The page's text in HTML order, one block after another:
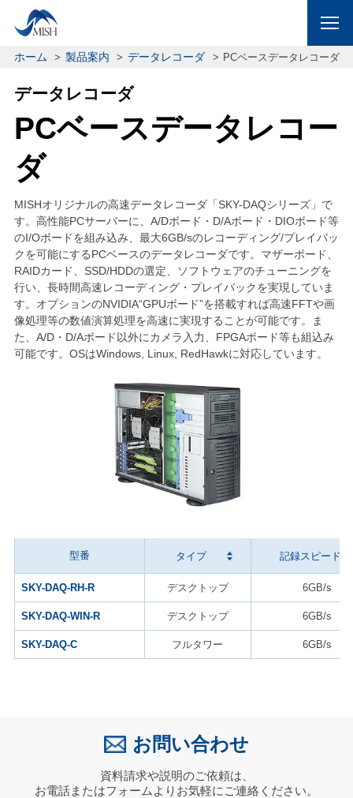
ホーム 製品案内 データレコーダ PCベースデータレコーダ
データレコーダ
PCベースデータレコー
ダ
MISHオリジナルの高速データレコーダ「SKY-DAQシリーズ」で
す。高性能PCサーバーに、A/Dボード・D/Aボード・DIOボード等
のI/Oボードを組み込み、最大6GB/sのレコーディング/プレイバッ
クを可能にするPCベースのデータレコーダです。マザーボード、
RAIDカード、SSD/HDDの選定、ソフトウェアのチューニングを
行い、長時間高速レコーディング・プレイバックを実現していま
す。オプションのNVIDIA“GPUボード”を搭載すれば高速FFTや画
像処理等の数値演算処理を高速に実現することが可能です。ま
た、A/D・D/Aボード以外にカメラ入力、FPGAボード等も組込み
可能です。OSはWindows, Linux, RedHawkに対応しています。
型番 タイプ 記録スピード
SKY-DAQ-RH-R デスクトップ 6GB/s
SKY-DAQ-WIN-R デスクトップ 6GB/s
SKY-DAQ-C フルタワー 6GB/s
お問い合わせ
資料請求や説明のご依頼は、
お電話またはフォームよりお気軽にご連絡ください。